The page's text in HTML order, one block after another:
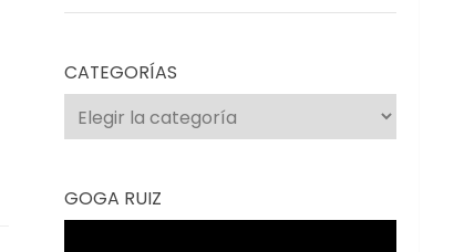
CATEGORÍAS
Categorías
GOGA RUIZ